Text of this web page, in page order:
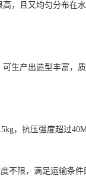
，且又均匀分布在
生产出造型丰富，
，抗压强度超过
不限，满足运输条